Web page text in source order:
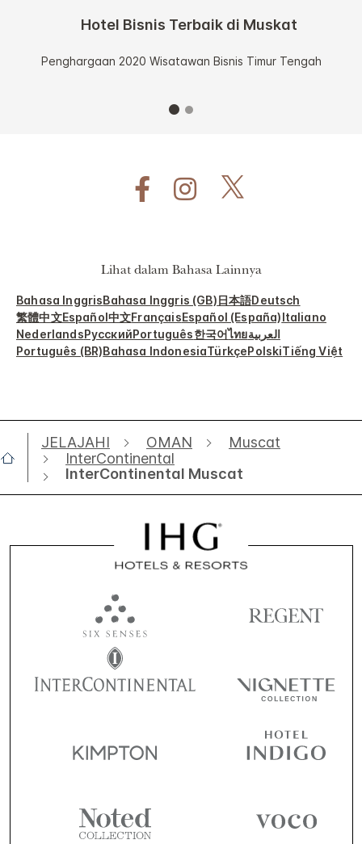
Hotel Bisnis Terbaik di Muskat
Penghargaan 2020 Wisatawan Bisnis Timur Tengah
Lihat dalam Bahasa Lainnya
Bahasa InggrisBahasa Inggris (GB)日本語Deutsch
繁體中文Español中文FrançaisEspañol (España)Italiano
NederlandsРусскийPortuguês한국어ไทยالعربية
Português (BR)Bahasa IndonesiaTürkçePolskiTiếng Việt
JELAJAHI OMAN
Muscat
InterContinental
InterContinental Muscat